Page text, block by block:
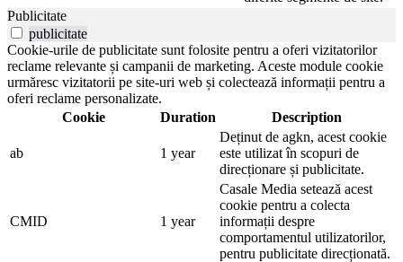
Publicitate
publicitate
Cookie-urile de publicitate sunt folosite pentru a oferi vizitatorilor
reclame relevante și campanii de marketing. Aceste module cookie
urmăresc vizitatorii pe site-uri web și colectează informații pentru a
oferi reclame personalizate.
Cookie
Duration Description
ab 1 year
Deținut de agkn, acest cookie
este utilizat în scopuri de
direcționare și publicitate.
CMID 1 year
Casale Media setează acest
cookie pentru a colecta
informații despre
comportamentul utilizatorilor,
pentru publicitate direcționată.